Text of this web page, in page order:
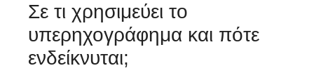
Σε τι χρησιμεύει το
υπερηχογράφημα και πότε
ενδείκνυται;